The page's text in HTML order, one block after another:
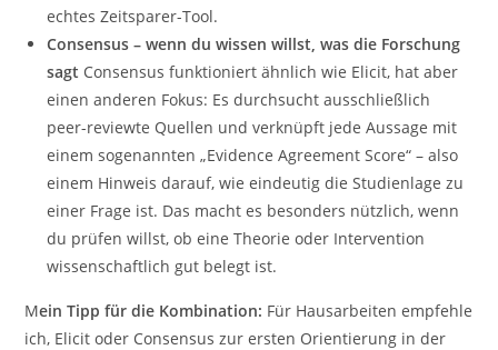
echtes Zeitsparer-Tool.
Consensus – wenn du wissen willst, was die Forschung
sagt Consensus funktioniert ähnlich wie Elicit, hat aber
einen anderen Fokus: Es durchsucht ausschließlich
peer-reviewte Quellen und verknüpft jede Aussage mit
einem sogenannten „Evidence Agreement Score“ – also
einem Hinweis darauf, wie eindeutig die Studienlage zu
einer Frage ist. Das macht es besonders nützlich, wenn
du prüfen willst, ob eine Theorie oder Intervention
wissenschaftlich gut belegt ist.
Mein Tipp für die Kombination: Für Hausarbeiten empfehle
ich, Elicit oder Consensus zur ersten Orientierung in der